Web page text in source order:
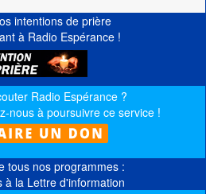
intentions de prière
à Radio Espérance !
Radio Espérance ?
nous à poursuivre ce service !
tous nos programmes :
à la Lettre d'information